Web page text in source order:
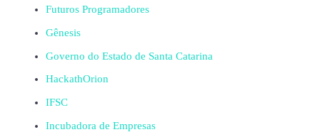
Futuros Programadores
Gênesis
Governo do Estado de Santa Catarina
HackathOrion
IFSC
Incubadora de Empresas